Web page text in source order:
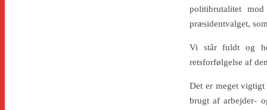
politibrutalitet
præsidentvalget,
Vi står fuldt og
retsforfølgelse af
Det er meget
brugt af arbejder-